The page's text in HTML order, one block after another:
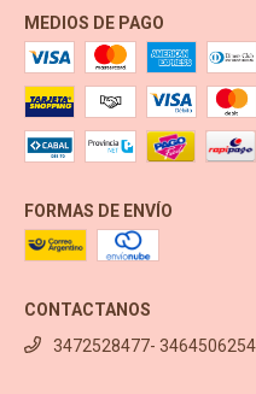
MEDIOS DE PAGO
FORMAS DE ENVÍO
CONTACTANOS
3472528477- 3464506254